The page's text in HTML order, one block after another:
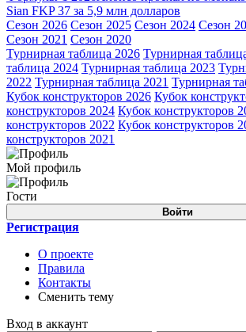
Sian FKP 37 за 5,9 млн долларов
Сезон 2026 Сезон 2025 Сезон 2024 Сезон
Сезон 2021 Сезон 2020
Турнирная таблица 2026 Турнирная
таблица 2024 Турнирная таблица 2023
2022 Турнирная таблица 2021 Турнирная
Кубок конструкторов 2026 Кубок
конструкторов 2024 Кубок конструкторов
конструкторов 2022 Кубок конструкторов
конструкторов 2021
Мой профиль
Гости
Войти
Регистрация
О проекте
Правила
Контакты
Сменить тему
Вход в аккаунт